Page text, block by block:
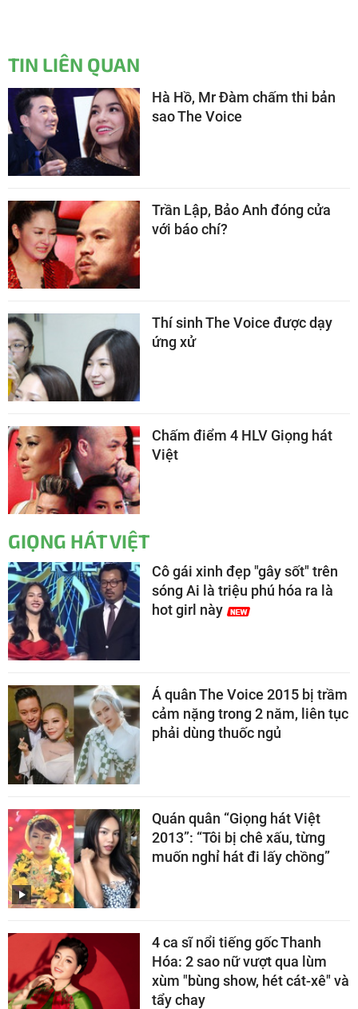
TIN LIÊN QUAN
Hà Hồ, Mr Đàm chấm thi bản
sao The Voice
Trần Lập, Bảo Anh đóng cửa
với báo chí?
Thí sinh The Voice được dạy
ứng xử
Chấm điểm 4 HLV Giọng hát
Việt
GIỌNG HÁT VIỆT
Cô gái xinh đẹp "gây sốt" trên
sóng Ai là triệu phú hóa ra là
hot girl này
Á quân The Voice 2015 bị trầm
cảm nặng trong 2 năm, liên tục
phải dùng thuốc ngủ
Quán quân “Giọng hát Việt
2013”: “Tôi bị chê xấu, từng
muốn nghỉ hát đi lấy chồng”
4 ca sĩ nổi tiếng gốc Thanh
Hóa: 2 sao nữ vượt qua lùm
xùm "bùng show, hét cát-xê" và
tẩy chay